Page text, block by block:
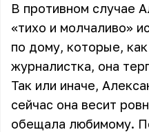
В противном случае
«тихо и молчаливо»
по дому, которые,
журналистка, она
Так или иначе,
сейчас она весит
обещала любимому.